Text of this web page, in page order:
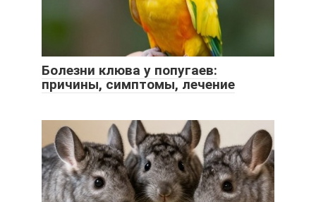
Болезни клюва у попугаев:
причины, симптомы, лечение